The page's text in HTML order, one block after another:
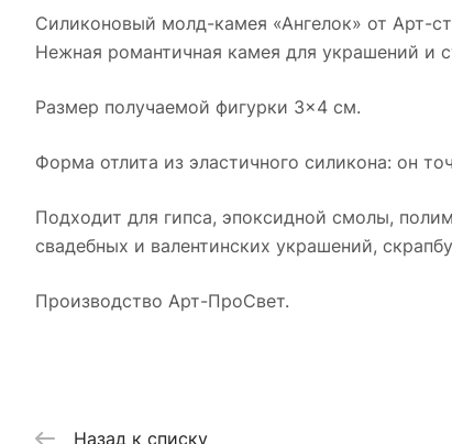
Силиконовый молд-камея «Ангелок» от Арт-
Нежная романтичная камея для украшений и
Размер получаемой фигурки 3×4 см.
Форма отлита из эластичного силикона: он
Подходит для гипса, эпоксидной смолы,
свадебных и валентинских украшений,
Производство Арт-ПроСвет.
Назад к списку